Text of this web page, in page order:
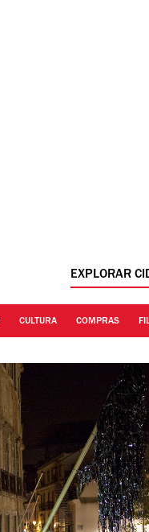
EXPLORAR
CULTURA COMPRAS